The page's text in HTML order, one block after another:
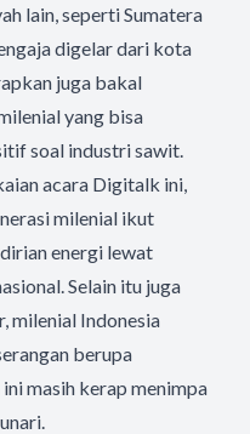
lain, seperti Sumatera
digelar dari kota
juga bakal
yang bisa
soal industri sawit.
acara Digitalk ini,
milenial ikut
energi lewat
Selain itu juga
milenial Indonesia
berupa
masih kerap menimpa